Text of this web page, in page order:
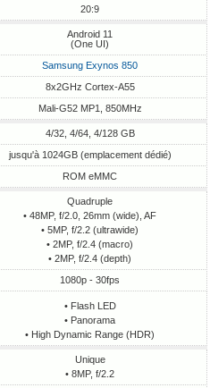
20:9
Android 11
(One UI)
Samsung Exynos 850
8x2GHz Cortex-A55
Mali-G52 MP1, 850MHz
4/32, 4/64, 4/128 GB
jusqu'à 1024GB (emplacement dédié)
ROM eMMC
Quadruple
• 48MP, f/2.0, 26mm (wide), AF
• 5MP, f/2.2 (ultrawide)
• 2MP, f/2.4 (macro)
• 2MP, f/2.4 (depth)
1080p - 30fps
• Flash LED
• Panorama
• High Dynamic Range (HDR)
Unique
• 8MP, f/2.2